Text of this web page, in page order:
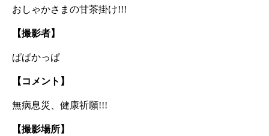
おしゃかさまの甘茶掛け!!!
【撮影者】
ぱぱかっぱ
【コメント】
無病息災、健康祈願!!!
【撮影場所】